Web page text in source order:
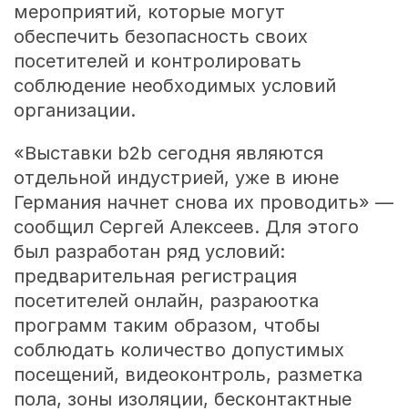
мероприятий, которые могут
обеспечить безопасность своих
посетителей и контролировать
соблюдение необходимых условий
организации.
«Выставки b2b сегодня являются
отдельной индустрией, уже в июне
Германия начнет снова их проводить» —
сообщил Сергей Алексеев. Для этого
был разработан ряд условий:
предварительная регистрация
посетителей онлайн, разраюотка
программ таким образом, чтобы
соблюдать количество допустимых
посещений, видеоконтроль, разметка
пола, зоны изоляции, бесконтактные